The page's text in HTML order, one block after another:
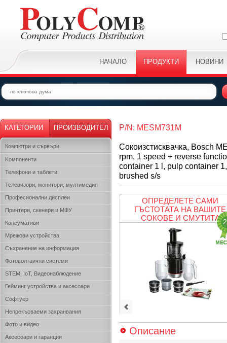
НАЧАЛО ПРОДУКТИ НОВИНИ
КАТЕГОРИИ ПРОИЗВОДИТЕЛ
Компютри и сървъри
Kомпоненти
Телефони и таблети
Телевизори, монитори, мултимедия
Професионални дисплеи
Принтери, скенери и МФУ
Консумативи
Мрежови устройства
Съхранение на информация
Фотоволтаични системи
STEM, IoT, Видеонаблюдение
Гейминг устройства и аксесоари
Софтуер
Непрекъсваеми захранвания
Фото и видео
Аксесоари и гаранции
P/N: MESM731M
Сокоизстисквачка, Bosch
rpm, 1 speed + reverse
container 1 l, pulp container
brushed s/s
ОПРЕДЕЛЕТЕ САМИ
ГЪСТОТАТА НА ВАШИТЕ
СОКОВЕ И СМУТИТА
Описание